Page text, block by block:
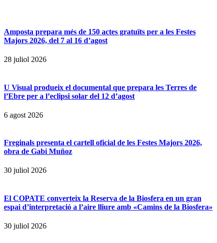
Amposta prepara més de 150 actes gratuïts per a les Festes
Majors 2026, del 7 al 16 d’agost
28 juliol 2026
U Visual produeix el documental que prepara les Terres de
l’Ebre per a l’eclipsi solar del 12 d’agost
6 agost 2026
Freginals presenta el cartell oficial de les Festes Majors 2026,
obra de Gabi Muñoz
30 juliol 2026
El COPATE converteix la Reserva de la Biosfera en un gran
espai d’interpretació a l’aire lliure amb «Camins de la Biosfera»
30 juliol 2026